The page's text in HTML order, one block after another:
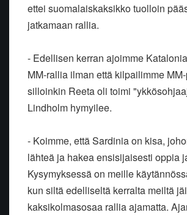
ettei suomalaiskaksikko tuolloin
jatkamaan rallia.
- Edellisen kerran ajoimme
MM-rallia ilman että kilpailimme
silloinkin Reeta oli toimi
Lindholm hymyilee.
- Koimme, että Sardinia on kisa,
lähteä ja hakea ensisijaisesti oppia
Kysymyksessä on meille
kun siltä edelliseltä kerralta meiltä jäi
kaksikolmasosaa rallia ajamatta.